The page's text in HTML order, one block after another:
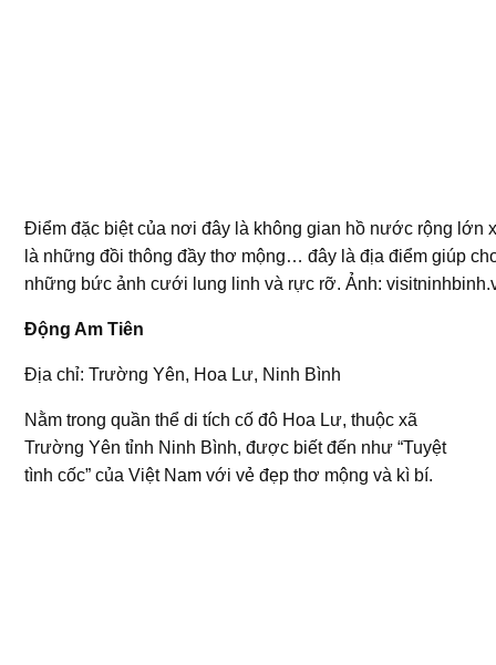
Điểm đặc biệt của nơi đây là không gian hồ nước rộng lớn
là những đồi thông đầy thơ mộng… đây là địa điểm giúp
những bức ảnh cưới lung linh và rực rỡ. Ảnh:
Động Am Tiên
Địa chỉ: Trường Yên, Hoa Lư, Ninh Bình
Nằm trong quần thể di tích cố đô Hoa Lư, thuộc xã
Trường Yên tỉnh Ninh Bình, được biết đến như “Tuyệt
tình cốc” của Việt Nam với vẻ đẹp thơ mộng và kì bí.